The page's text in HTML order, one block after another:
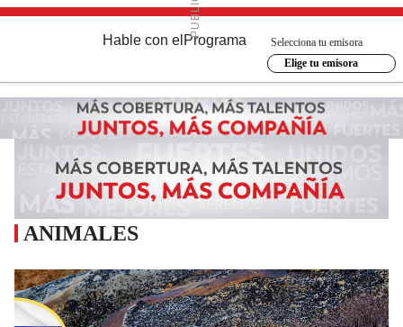
Hable con el Programa
Selecciona tu emisora
Elige tu emisora
ANIMALES